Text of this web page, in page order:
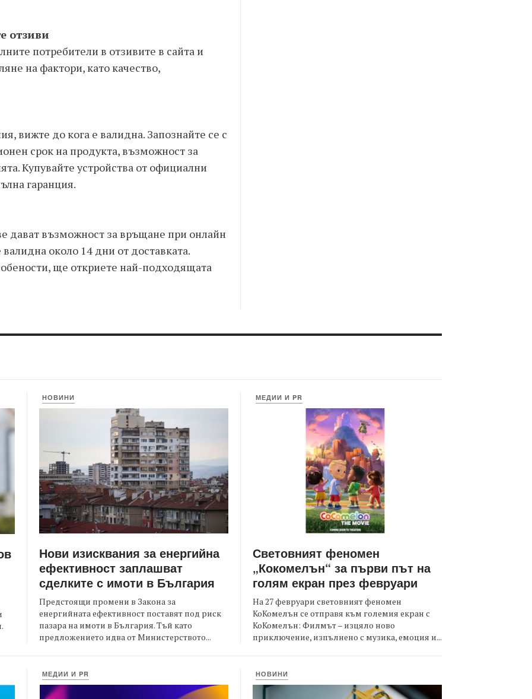
отзиви
потребители в отзивите в сайта и
на фактори, като качество,
вижте до кога е валидна. Запознайте се с
срок на продукта, възможност за
Купувайте устройства от официални
гаранция.
дават възможност за връщане при онлайн
около 14 дни от доставката.
ще откриете най-подходящата
НОВИНИ
Нови изисквания за енергийна
ефективност заплашват
сделките с имоти в България
Предстоящи промени в Закона за
енергийната ефективност поставят под риск
пазара на имоти в България. Тъй като
предложението идва от Министерството...
МЕДИИ И PR
Световният феномен
„Кокомелън“ за първи път на
голям екран през февруари
На 27 февруари световният феномен
КоКомелън се отправя към големия екран с
КоКомелън: Филмът – изцяло ново
приключение, изпълнено с музика, емоция и...
МЕДИИ И PR НОВИНИ